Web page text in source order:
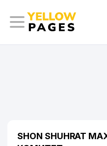
SHON SHUHRAT